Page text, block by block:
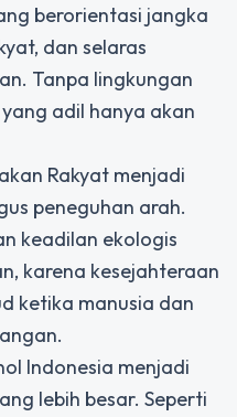
berorientasi jangka
dan selaras
Tanpa lingkungan
adil hanya akan
Rakyat menjadi
peneguhan arah.
keadilan ekologis
karena kesejahteraan
ketika manusia dan
Indonesia menjadi
lebih besar. Seperti